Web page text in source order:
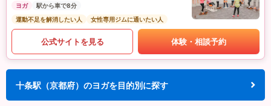
ヨガ
駅から車で8分
運動不足を解消したい人
女性専用ジムに通いたい人
公式サイトを見る 体験・相談予約
十条駅（京都府）のヨガを目的別に探す